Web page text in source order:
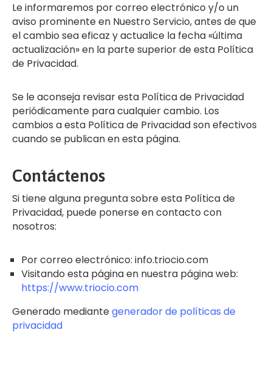
Le informaremos por correo electrónico y/o un
aviso prominente en Nuestro Servicio, antes de que
el cambio sea eficaz y actualice la fecha «última
actualización» en la parte superior de esta Política
de Privacidad.
Se le aconseja revisar esta Política de Privacidad
periódicamente para cualquier cambio. Los
cambios a esta Política de Privacidad son efectivos
cuando se publican en esta página.
Contáctenos
Si tiene alguna pregunta sobre esta Política de
Privacidad, puede ponerse en contacto con
nosotros:
Por correo electrónico: info.triocio.com
Visitando esta página en nuestra página web:
https://www.triocio.com
Generado mediantegenerador de políticas de
privacidad